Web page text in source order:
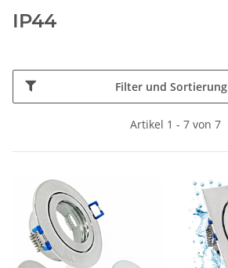
IP44
Filter und Sortierung
Artikel 1 - 7 von 7